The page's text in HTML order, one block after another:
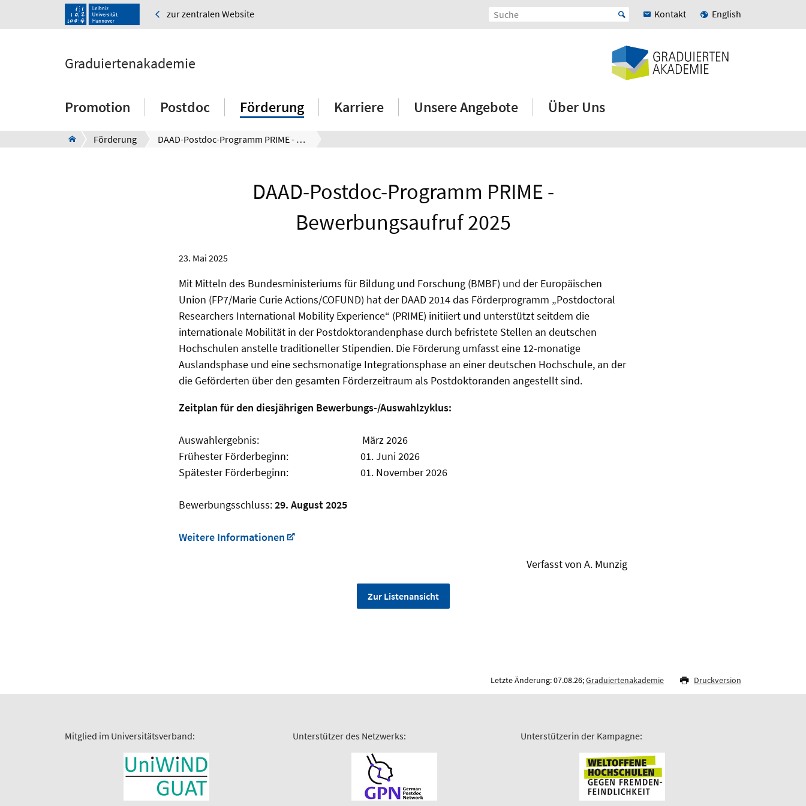
zur zentralen Website Kontakt English
Graduiertenakademie
Promotion Postdoc Förderung Karriere Unsere Angebote Über Uns
Förderung DAAD-Postdoc-Programm PRIME - Bewerbungsaufruf 2025
DAAD-Postdoc-Programm PRIME -
Bewerbungsaufruf 2025
23. Mai 2025
Mit Mitteln des Bundesministeriums für Bildung und Forschung (BMBF) und der Europäischen
Union (FP7/Marie Curie Actions/COFUND) hat der DAAD 2014 das Förderprogramm „Postdoctoral
Researchers International Mobility Experience“ (PRIME) initiiert und unterstützt seitdem die
internationale Mobilität in der Postdoktorandenphase durch befristete Stellen an deutschen
Hochschulen anstelle traditioneller Stipendien. Die Förderung umfasst eine 12-monatige
Auslandsphase und eine sechsmonatige Integrationsphase an einer deutschen Hochschule, an der
die Geförderten über den gesamten Förderzeitraum als Postdoktoranden angestellt sind.
Zeitplan für den diesjährigen Bewerbungs-/Auswahlzyklus:
Auswahlergebnis: März 2026
Frühester Förderbeginn: 01. Juni 2026
Spätester Förderbeginn: 01. November 2026
Bewerbungsschluss:29. August 2025
Weitere Informationen
Verfasst von A. Munzig
Zur Listenansicht
Letzte Änderung: 07.08.26;Graduiertenakademie Druckversion
Mitglied im Universitätsverband: Unterstützer des Netzwerks: Unterstützerin der Kampagne: